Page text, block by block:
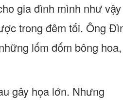
gia đình mình như vậy
trong đêm tối. Ông
lốm đốm bông hoa,
gây họa lớn. Nhưng